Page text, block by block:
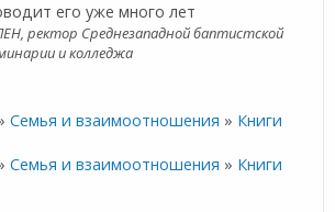
его уже много лет
ректор Среднезападной баптистской
и колледжа
Семья и взаимоотношения » Книги
Семья и взаимоотношения » Книги